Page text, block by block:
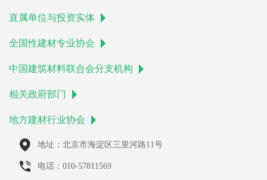
直属单位与投资实体
全国性建材专业协会
中国建筑材料联合会分支机构
相关政府部门
地方建材行业协会
地址：北京市海淀区三里河路11号
电话：010-57811569